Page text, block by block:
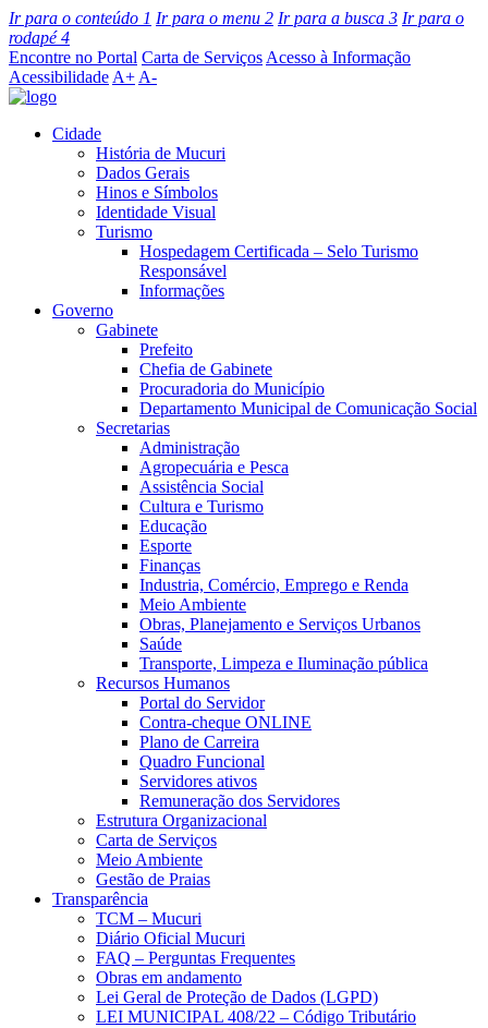
Ir para o conteúdo 1 Ir para o menu 2 Ir para a busca 3 Ir para o
rodapé4
Encontre no Portal Carta de Serviços Acesso à Informação
Acessibilidade A+ A-
Cidade
História de Mucuri
Dados Gerais
Hinos e Símbolos
Identidade Visual
Turismo
Hospedagem Certificada – Selo Turismo
Responsável
Informações
Governo
Gabinete
Prefeito
Chefia de Gabinete
Procuradoria do Município
Departamento Municipal de Comunicação Social
Secretarias
Administração
Agropecuária e Pesca
Assistência Social
Cultura e Turismo
Educação
Esporte
Finanças
Industria, Comércio, Emprego e Renda
Meio Ambiente
Obras, Planejamento e Serviços Urbanos
Saúde
Transporte, Limpeza e Iluminação pública
Recursos Humanos
Portal do Servidor
Contra-cheque ONLINE
Plano de Carreira
Quadro Funcional
Servidores ativos
Remuneração dos Servidores
Estrutura Organizacional
Carta de Serviços
Meio Ambiente
Gestão de Praias
Transparência
TCM – Mucuri
Diário Oficial Mucuri
FAQ – Perguntas Frequentes
Obras em andamento
Lei Geral de Proteção de Dados (LGPD)
LEI MUNICIPAL 408/22 – Código Tributário